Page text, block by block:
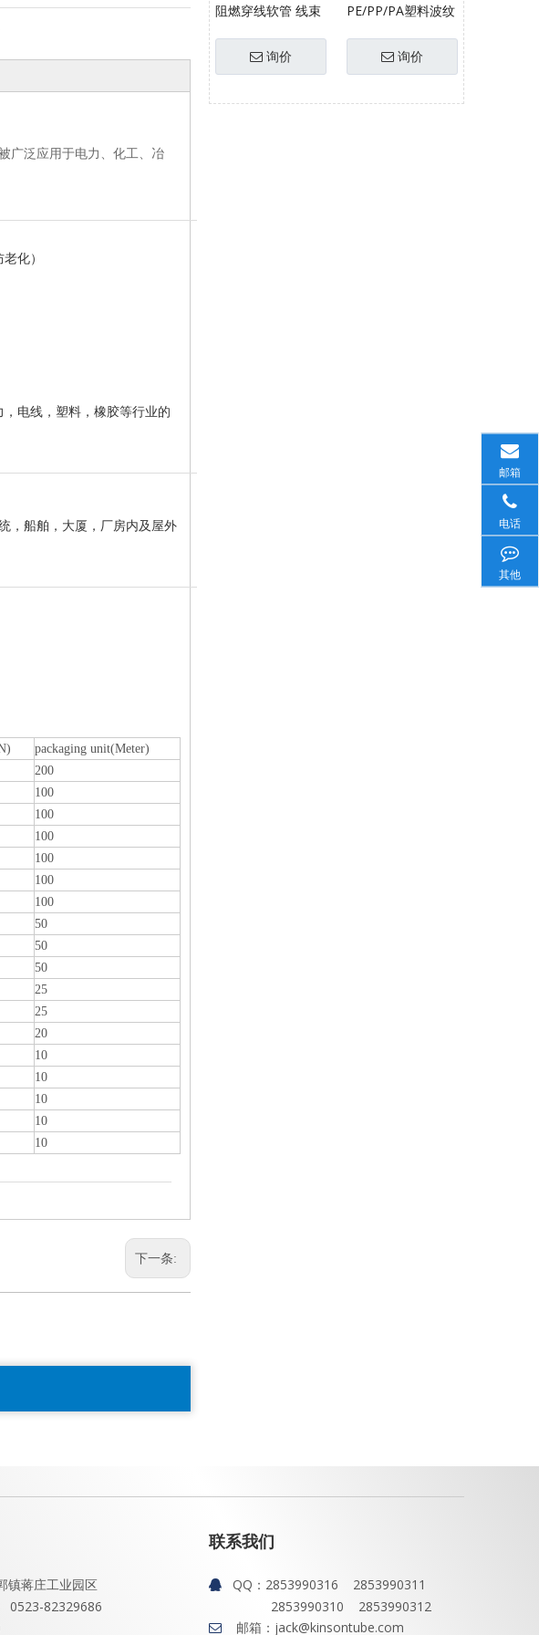
广泛应用于电力、化工、冶
化）
电线，塑料，橡胶等行业的
，船舶，大厦，厂房内及屋外
packaging unit(Meter)
200
100
100
100
100
100
100
50
50
50
25
25
20
10
10
10
10
10
下一条:
阻燃穿线软管 线束
询价
PE/PP/PA塑料波纹
询价
镇蒋庄工业园区
0523-82329686
联系我们
 QQ： 2853990316 2853990311
2853990310 2853990312
 邮箱： jack@kinsontube.com
邮箱
电话
其他